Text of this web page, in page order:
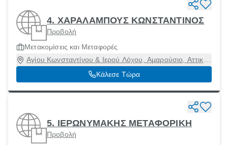
4. ΧΑΡΑΛΑΜΠΟΥΣ ΚΩΝΣΤΑΝΤΙΝΟΣ
Προβολή
Μετακομίσεις και Μεταφορές
Αγίου Κωνσταντίνου & Ιερού Λόχου, Αμαρούσιο, Αττική,
15124
Κάλεσε Τώρα
5. ΙΕΡΩΝΥΜΑΚΗΣ ΜΕΤΑΦΟΡΙΚΗ
Προβολή